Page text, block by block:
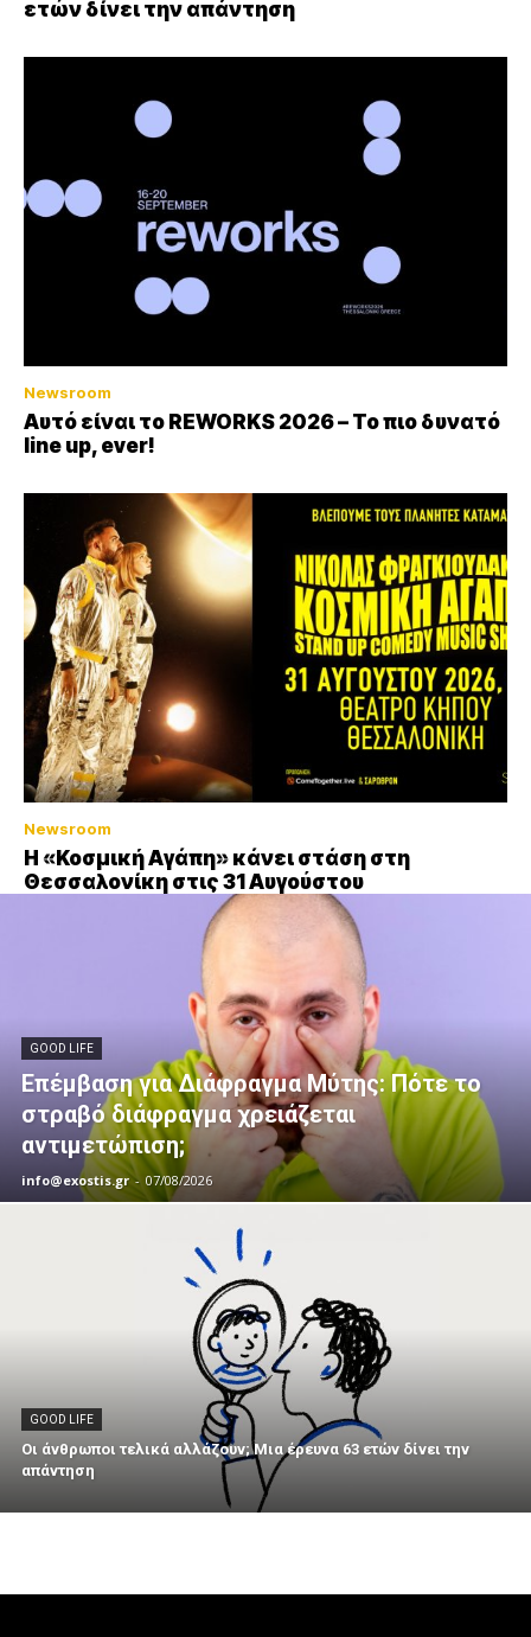
ετών δίνει την απάντηση
Newsroom
Αυτό είναι το REWORKS 2026 – Το πιο δυνατό
line up, ever!
Newsroom
Η «Κοσμική Αγάπη» κάνει στάση στη
Θεσσαλονίκη στις 31 Αυγούστου
GOOD LIFE
Επέμβαση για Διάφραγμα Μύτης: Πότε το
στραβό διάφραγμα χρειάζεται
αντιμετώπιση;
info@exostis.gr - 07/08/2026
GOOD LIFE
Οι άνθρωποι τελικά αλλάζουν; Μια έρευνα 63 ετών δίνει την
απάντηση